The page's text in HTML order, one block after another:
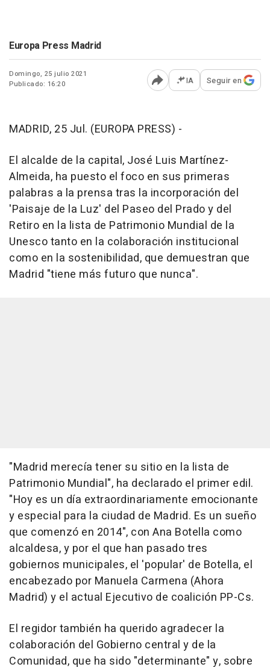
Europa Press Madrid
Domingo, 25 julio 2021
Publicado: 16:20
Abrir opciones para
IA Seguir en
MADRID, 25 Jul. (EUROPA PRESS) -
El alcalde de la capital, José Luis Martínez-
Almeida, ha puesto el foco en sus primeras
palabras a la prensa tras la incorporación del
'Paisaje de la Luz' del Paseo del Prado y del
Retiro en la lista de Patrimonio Mundial de la
Unesco tanto en la colaboración institucional
como en la sostenibilidad, que demuestran que
Madrid "tiene más futuro que nunca".
"Madrid merecía tener su sitio en la lista de
Patrimonio Mundial", ha declarado el primer edil.
"Hoy es un día extraordinariamente emocionante
y especial para la ciudad de Madrid. Es un sueño
que comenzó en 2014", con Ana Botella como
alcaldesa, y por el que han pasado tres
gobiernos municipales, el 'popular' de Botella, el
encabezado por Manuela Carmena (Ahora
Madrid) y el actual Ejecutivo de coalición PP-Cs.
El regidor también ha querido agradecer la
colaboración del Gobierno central y de la
Comunidad, que ha sido "determinante" y, sobre